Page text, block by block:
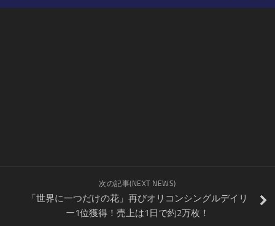
次の記事(NEXT NEWS)
「世界に一つだけの花」再びオリコンシングルデイリ
ー1位獲得！売上は1日で約2万枚！